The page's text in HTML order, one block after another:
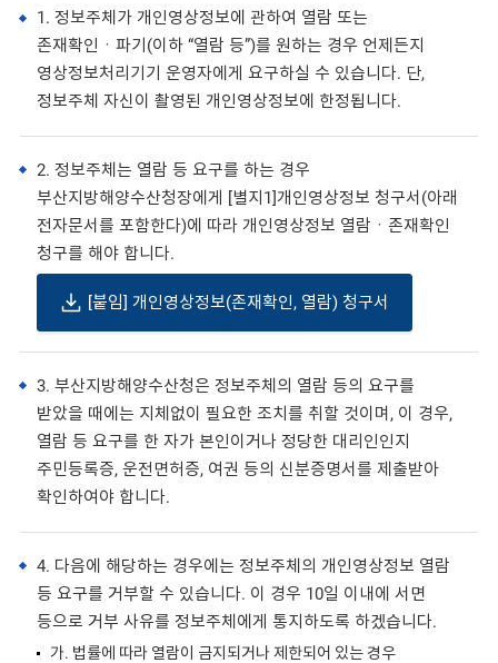
1. 정보주체가 개인영상정보에 관하여 열람 또는
존재확인ㆍ파기(이하 “열람 등”)를 원하는 경우 언제든지
영상정보처리기기 운영자에게 요구하실 수 있습니다. 단,
정보주체 자신이 촬영된 개인영상정보에 한정됩니다.
2. 정보주체는 열람 등 요구를 하는 경우
부산지방해양수산청장에게 [별지1]개인영상정보 청구서(아래
전자문서를 포함한다)에 따라 개인영상정보 열람ㆍ존재확인
청구를 해야 합니다.
[붙임] 개인영상정보(존재확인, 열람) 청구서
3. 부산지방해양수산청은 정보주체의 열람 등의 요구를
받았을 때에는 지체없이 필요한 조치를 취할 것이며, 이 경우,
열람 등 요구를 한 자가 본인이거나 정당한 대리인인지
주민등록증, 운전면허증, 여권 등의 신분증명서를 제출받아
확인하여야 합니다.
4. 다음에 해당하는 경우에는 정보주체의 개인영상정보 열람
등 요구를 거부할 수 있습니다. 이 경우 10일 이내에 서면
등으로 거부 사유를 정보주체에게 통지하도록 하겠습니다.
가. 법률에 따라 열람이 금지되거나 제한되어 있는 경우